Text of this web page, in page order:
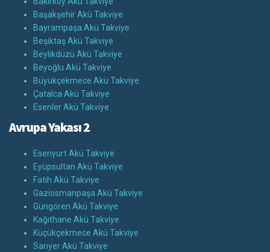
Başakşehir Akü Takviye
Bayrampaşa Akü Takviye
Beşiktaş Akü Takviye
Beylikdüzü Akü Takviye
Beyoğlu Akü Takviye
Büyükçekmece Akü Takviye
Çatalca Akü Takviye
Esenler Akü Takviye
Avrupa Yakası 2
Esenyurt Akü Takviye
Eyüpsultan Akü Takviye
Fatih Akü Takviye
Gaziosmanpaşa Akü Takviye
Güngören Akü Takviye
Kağıthane Akü Takviye
Küçükçekmece Akü Takviye
Sarıyer Akü Takviye